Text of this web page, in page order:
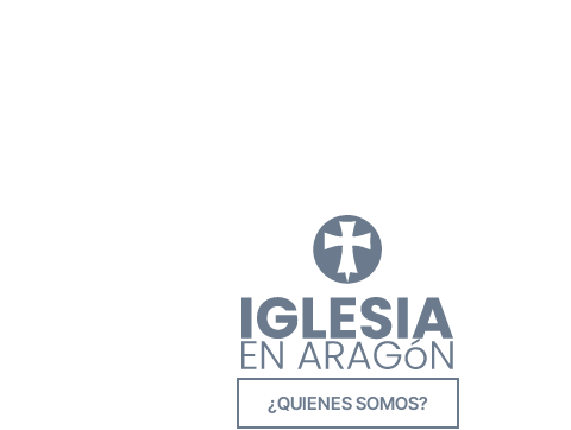
¿QUIENES SOMOS?